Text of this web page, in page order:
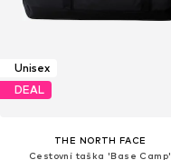
Unisex
DEAL
THE NORTH FACE
Cestovní taška 'Base Camp'